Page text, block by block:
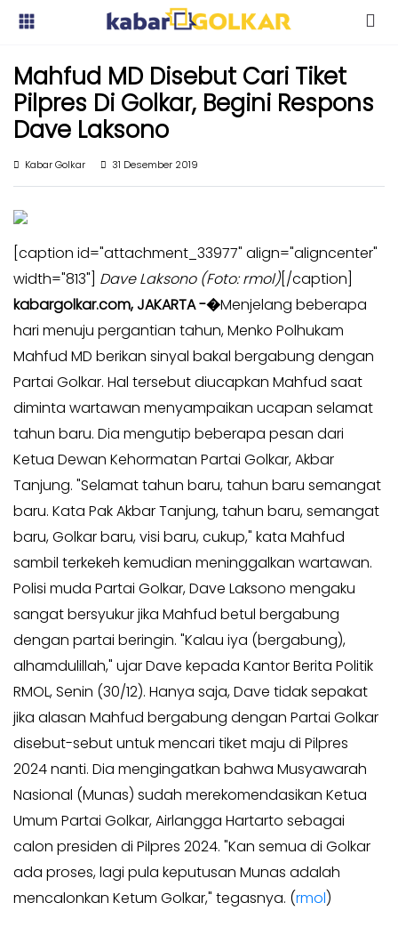
Kabar
Nasional
Kabar
Daerah
Kabar
Parlemen
Kabar
Karya
Kekaryaan
Sayap
Golkar
Kagol
TV
Kabar
Pilkada
Opini
Kabar
Kader
Kabar
Kabinet
Kabar
UKM
DPP
Kagol
Photo
Nasional
Kabar
Daerah
Kabar
Parlemen
Kabar
Kekaryaan
Kabar
Sayap
Golkar
Kagol
TV
Kabar
Pilkada
Opini
Kabar
Kader
Kabar
Kabar
Kabar
Kabinet
Kabar
UKM
Kabar
DPP
Pojok
Kagol
KABAR
KADER
Mahfud MD Disebut Cari Tiket
Pilpres Di Golkar, Begini Respons
Dave Laksono
Kabar Golkar 31 Desember 2019
[caption id="attachment_33977" align="aligncenter"
width="813"] Dave Laksono (Foto: rmol)[/caption]
kabargolkar.com, JAKARTA -�Menjelang beberapa
hari menuju pergantian tahun, Menko Polhukam
Mahfud MD berikan sinyal bakal bergabung dengan
Partai Golkar. Hal tersebut diucapkan Mahfud saat
diminta wartawan menyampaikan ucapan selamat
tahun baru. Dia mengutip beberapa pesan dari
Ketua Dewan Kehormatan Partai Golkar, Akbar
Tanjung. "Selamat tahun baru, tahun baru semangat
baru. Kata Pak Akbar Tanjung, tahun baru, semangat
baru, Golkar baru, visi baru, cukup," kata Mahfud
sambil terkekeh kemudian meninggalkan wartawan.
Polisi muda Partai Golkar, Dave Laksono mengaku
sangat bersyukur jika Mahfud betul bergabung
dengan partai beringin. "Kalau iya (bergabung),
alhamdulillah," ujar Dave kepada Kantor Berita Politik
RMOL, Senin (30/12). Hanya saja, Dave tidak sepakat
jika alasan Mahfud bergabung dengan Partai Golkar
disebut-sebut untuk mencari tiket maju di Pilpres
2024 nanti. Dia mengingatkan bahwa Musyawarah
Nasional (Munas) sudah merekomendasikan Ketua
Umum Partai Golkar, Airlangga Hartarto sebagai
calon presiden di Pilpres 2024. "Kan semua di Golkar
ada proses, lagi pula keputusan Munas adalah
mencalonkan Ketum Golkar," tegasnya. (rmol)